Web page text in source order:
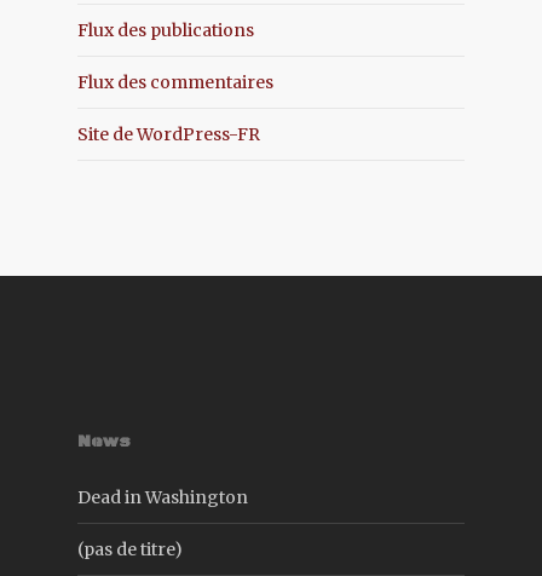
Flux des publications
Flux des commentaires
Site de WordPress-FR
News
Dead in Washington
(pas de titre)